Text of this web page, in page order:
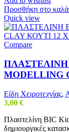
Προσθήκη στο
Quick view
Compare
ΠΛΑΣΤΕΛΙΝΗ
Είδη Χειροτεχνίας,
3,00 €
Πλαστελίνη BIC
δημιουργικές